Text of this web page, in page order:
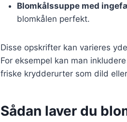
Blomkålssuppe med
blomkålen perfekt.
Disse opskrifter kan varieres
For eksempel kan man
friske krydderurter som dild
Sådan laver du